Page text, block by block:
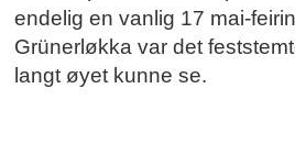
endelig en vanlig 17 mai-
Grünerløkka var det
langt øyet kunne se.